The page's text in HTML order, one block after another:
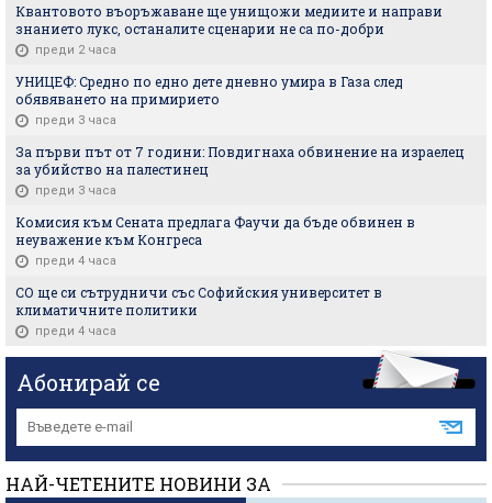
Квантовото въоръжаване ще унищожи медиите и направи
знанието лукс, останалите сценарии не са по-добри
преди 2 часа
УНИЦЕФ: Средно по едно дете дневно умира в Газа след
обявяването на примирието
преди 3 часа
За първи път от 7 години: Повдигнаха обвинение на израелец
за убийство на палестинец
преди 3 часа
Комисия към Сената предлага Фаучи да бъде обвинен в
неуважение към Конгреса
преди 4 часа
СО ще си сътрудничи със Софийския университет в
климатичните политики
преди 4 часа
Абонирай се
НАЙ-ЧЕТЕНИТЕ НОВИНИ ЗА